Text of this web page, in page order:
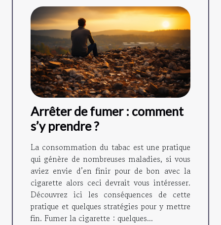
Arrêter de fumer : comment
s’y prendre ?
La consommation du tabac est une pratique
qui génère de nombreuses maladies, si vous
aviez envie d’en finir pour de bon avec la
cigarette alors ceci devrait vous intéresser.
Découvrez ici les conséquences de cette
pratique et quelques stratégies pour y mettre
fin. Fumer la cigarette : quelques...